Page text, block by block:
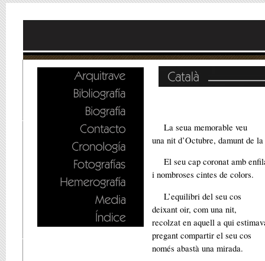
La seua memorable veu
una nit d’Octubre, damunt de
El seu cap coronat amb
i nombroses cintes de colors.
L’equilibri del seu cos
deixant oir, com una nit,
recolzat en aquell a qui
pregant compartir el seu cos
només abastà una mirada.